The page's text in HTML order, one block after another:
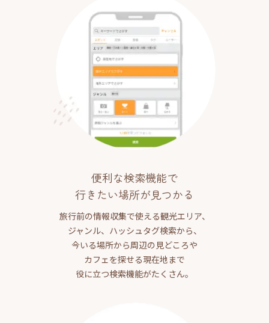
便利な検索機能で
行きたい場所が見つかる
旅行前の情報収集で使える観光エリア、
ジャンル、ハッシュタグ検索から、
今いる場所から周辺の見どころや
カフェを探せる現在地まで
役に立つ検索機能がたくさん。